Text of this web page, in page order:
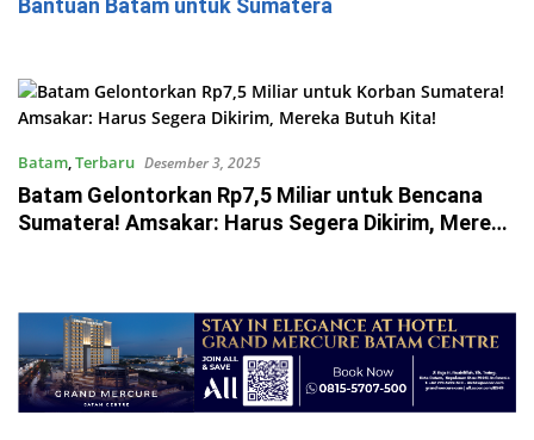
Bantuan Batam untuk Sumatera
Batam,Terbaru Desember 3, 2025
Batam Gelontorkan Rp7,5 Miliar untuk Bencana
Sumatera! Amsakar: Harus Segera Dikirim, Mereka